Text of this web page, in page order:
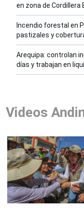
en zona de Cordillera
Incendio forestal en
pastizales y
Arequipa: controlan
días y trabajan en
Videos